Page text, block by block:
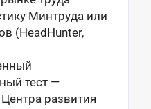
Минтруда или
(HeadHunter,
тест —
развития